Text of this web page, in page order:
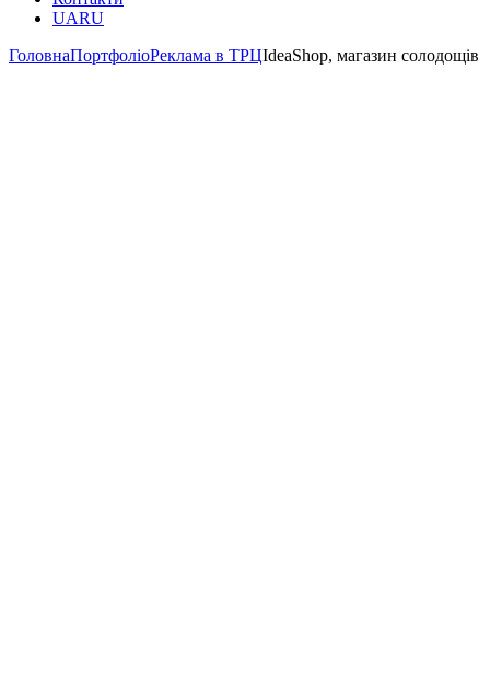
UARU
ГоловнаПортфоліоРеклама в ТРЦIdeaShop, магазин солодощів